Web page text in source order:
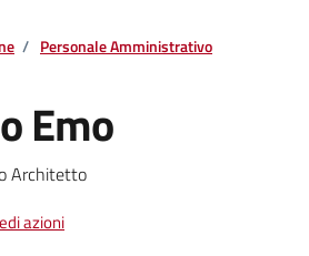
/ Personale Amministrativo
Emo
Architetto
azioni